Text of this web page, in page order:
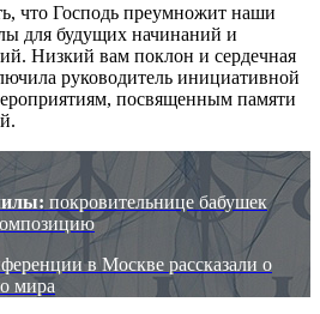
что Господь преумножит наши
для будущих начинаний и
Низкий вам поклон и сердечная
руководитель инициативной
посвященным памяти
покровительнице бабушек
в Москве рассказали о
мира